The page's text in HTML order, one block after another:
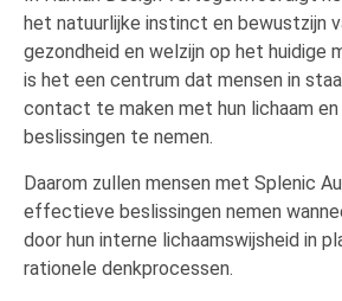
het natuurlijke instinct en bewustzijn
gezondheid en welzijn op het huidige
is het een centrum dat mensen in
contact te maken met hun lichaam en
beslissingen te nemen.
Daarom zullen mensen met Splenic
effectieve beslissingen nemen
door hun interne lichaamswijsheid in
rationele denkprocessen.